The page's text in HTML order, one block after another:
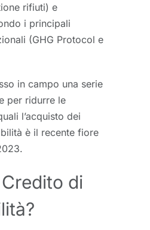
rifiuti) e
i principali
(GHG Protocol e
in campo una serie
per ridurre le
l’acquisto dei
è il recente fiore
Credito di